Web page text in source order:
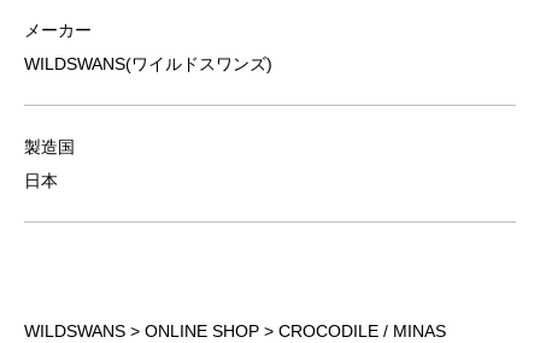
メーカー
WILDSWANS(ワイルドスワンズ)
製造国
日本
WILDSWANS > ONLINE SHOP > CROCODILE / MINAS